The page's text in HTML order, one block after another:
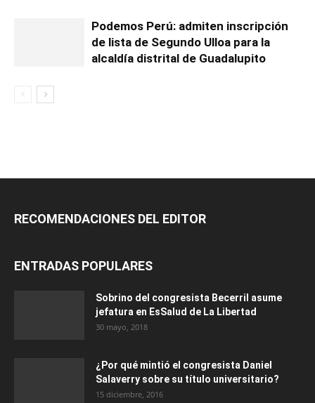
Podemos Perú: admiten inscripción
de lista de Segundo Ulloa para la
alcaldía distrital de Guadalupito
RECOMENDACIONES DEL EDITOR
ENTRADAS POPULARES
Sobrino del congresista Becerril asume
jefatura en EsSalud de La Libertad
30 mayo, 2018
¿Por qué mintió el congresista Daniel
Salaverry sobre su título universitario?
15 diciembre, 2016